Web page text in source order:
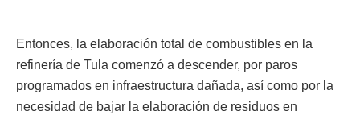
Entonces, la elaboración total de combustibles en la
refinería de Tula comenzó a descender, por paros
programados en infraestructura dañada, así como por la
necesidad de bajar la elaboración de residuos en